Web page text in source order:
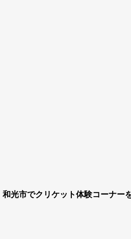
和光市でクリケット体験コーナー